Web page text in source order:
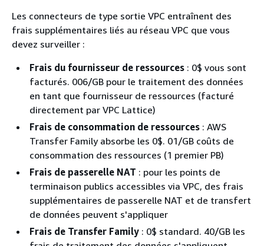
Les connecteurs de type sortie VPC entraînent des
frais supplémentaires liés au réseau VPC que vous
devez surveiller :
Frais du fournisseur de ressources : 0$ vous sont
facturés. 006/GB pour le traitement des données
en tant que fournisseur de ressources (facturé
directement par VPC Lattice)
Frais de consommation de ressources : AWS
Transfer Family absorbe les 0$. 01/GB coûts de
consommation des ressources (1 premier PB)
Frais de passerelle NAT : pour les points de
terminaison publics accessibles via VPC, des frais
supplémentaires de passerelle NAT et de transfert
de données peuvent s'appliquer
Frais de Transfer Family : 0$ standard. 40/GB les